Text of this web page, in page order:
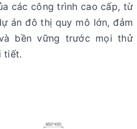
các công trình cao cấp, từ
án đô thị quy mô lớn, đảm
bền vững trước mọi thử
tiết.